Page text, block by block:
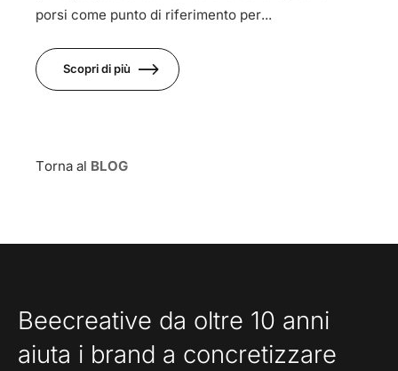
porsi come punto di riferimento per...
Scopri di più
Torna al BLOG
Beecreative da oltre 10 anni
aiuta i brand a concretizzare